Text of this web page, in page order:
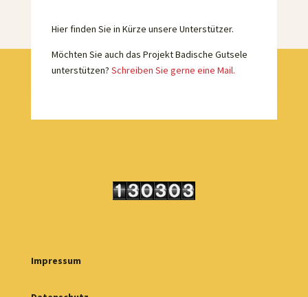
Hier finden Sie in Kürze unsere Unterstützer.
Möchten Sie auch das Projekt Badische Gutsele
unterstützen? Schreiben Sie gerne eine Mail.
Impressum